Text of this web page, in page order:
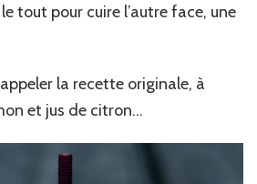
tout pour cuire l’autre face, une
la recette originale, à
et jus de citron…